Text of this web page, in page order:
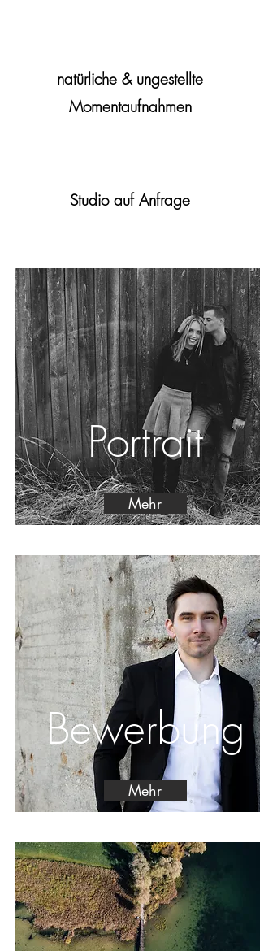
natürliche & ungestellte
Momentaufnahmen
Studio auf Anfrage
Portrait
Mehr
Bewerbung
Mehr